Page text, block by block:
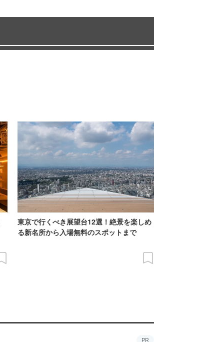
東京で行くべき展望台12選！絶景を楽しめ
る新名所から入場無料のスポットまで
PR